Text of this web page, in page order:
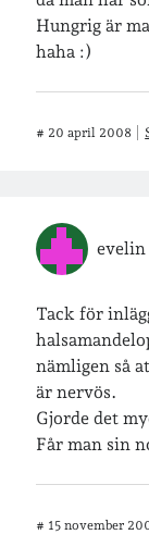
Hungrig är
haha :)
# 20 april 2008
evelin
Tack för
nämligen så
är nervös.
Gjorde det
Får man sin
# 15 november